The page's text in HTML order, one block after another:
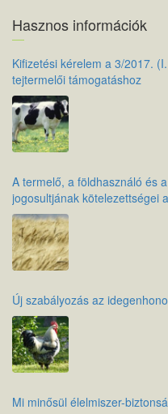
Hasznos információk
Kifizetési kérelem a 3/2017.
tejtermelői támogatáshoz
A termelő, a földhasználó és
jogosultjának kötelezettségei
Új szabályozás az
Mi minősül élelmiszer-